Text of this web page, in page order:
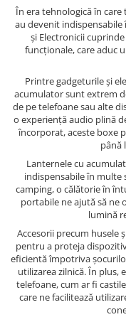
În era tehnologică în
au devenit indispensabile
și Electronicii
funcționale, care aduc
Printre gadgeturile și
acumulator sunt extrem
de pe telefoane sau alte
o experiență audio plină
încorporat, aceste boxe
până
Lanternele cu
indispensabile în multe
camping, o călătorie în
portabile ne ajută să ne
lumină
Accesorii precum husele
pentru a proteja
eficientă împotriva
utilizarea zilnică. În plus,
telefoane, cum ar fi
care ne facilitează